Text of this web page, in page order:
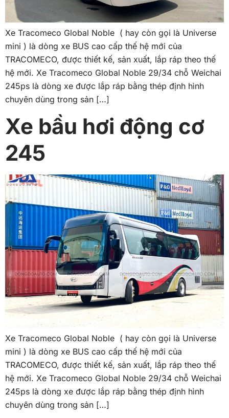
Xe Tracomeco Global Noble ( hay còn gọi là Universe
mini ) là dòng xe BUS cao cấp thế hệ mới của
TRACOMECO, được thiết kế, sản xuất, lắp ráp theo thế
hệ mới. Xe Tracomeco Global Noble 29/34 chỗ Weichai
245ps là dòng xe được lắp ráp bằng thép định hình
chuyên dùng trong sản […]
Xe bầu hơi động cơ
245
Xe Tracomeco Global Noble ( hay còn gọi là Universe
mini ) là dòng xe BUS cao cấp thế hệ mới của
TRACOMECO, được thiết kế, sản xuất, lắp ráp theo thế
hệ mới. Xe Tracomeco Global Noble 29/34 chỗ Weichai
245ps là dòng xe được lắp ráp bằng thép định hình
chuyên dùng trong sản […]